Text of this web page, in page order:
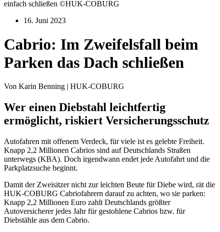
einfach schließen ©HUK-COBURG
16. Juni 2023
Cabrio: Im Zweifelsfall beim
Parken das Dach schließen
Von Karin Benning | HUK-COBURG
Wer einen Diebstahl leichtfertig
ermöglicht, riskiert Versicherungsschutz
Autofahren mit offenem Verdeck, für viele ist es gelebte Freiheit.
Knapp 2,2 Millionen Cabrios sind auf Deutschlands Straßen
unterwegs (KBA). Doch irgendwann endet jede Autofahrt und die
Parkplatzsuche beginnt.
Damit der Zweisitzer nicht zur leichten Beute für Diebe wird, rät die
HUK-COBURG Cabriofahrern darauf zu achten, wo sie parken:
Knapp 2,2 Millionen Euro zahlt Deutschlands größter
Autoversicherer jedes Jahr für gestohlene Cabrios bzw. für
Diebstähle aus dem Cabrio.